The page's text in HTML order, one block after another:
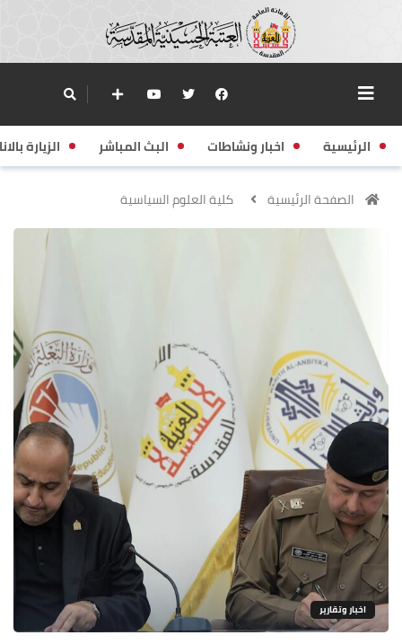
الرئيسية اخبار ونشاطات البث المباشر الزيارة
الصفحة الرئيسية كلية العلوم السياسية
اخبار وتقارير